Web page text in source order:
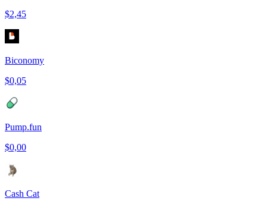
$2,45
Biconomy
$0,05
Pump.fun
$0,00
Cash Cat